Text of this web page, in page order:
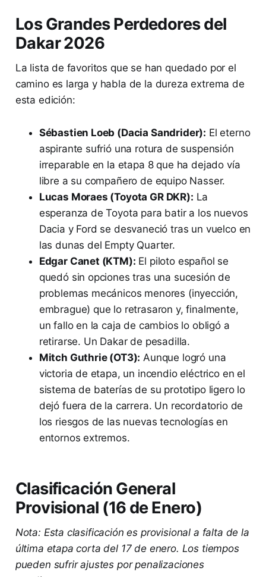
Los Grandes Perdedores del
Dakar 2026
La lista de favoritos que se han quedado por el
camino es larga y habla de la dureza extrema de
esta edición:
Sébastien Loeb (Dacia Sandrider): El eterno
aspirante sufrió una rotura de suspensión
irreparable en la etapa 8 que ha dejado vía
libre a su compañero de equipo Nasser.
Lucas Moraes (Toyota GR DKR): La
esperanza de Toyota para batir a los nuevos
Dacia y Ford se desvaneció tras un vuelco en
las dunas del Empty Quarter.
Edgar Canet (KTM): El piloto español se
quedó sin opciones tras una sucesión de
problemas mecánicos menores (inyección,
embrague) que lo retrasaron y, finalmente,
un fallo en la caja de cambios lo obligó a
retirarse. Un Dakar de pesadilla.
Mitch Guthrie (OT3): Aunque logró una
victoria de etapa, un incendio eléctrico en el
sistema de baterías de su prototipo ligero lo
dejó fuera de la carrera. Un recordatorio de
los riesgos de las nuevas tecnologías en
entornos extremos.
Clasificación General
Provisional (16 de Enero)
Nota: Esta clasificación es provisional a falta de la
última etapa corta del 17 de enero. Los tiempos
pueden sufrir ajustes por penalizaciones